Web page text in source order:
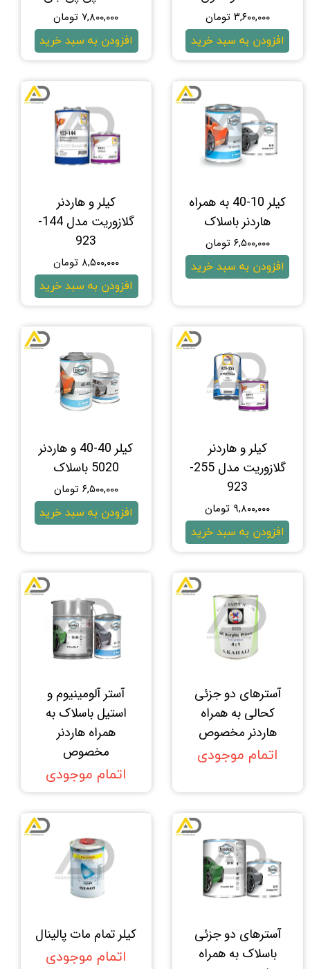
۳,۶۰۰,۰۰۰ تومان
افزودن به سبد خرید
۷,۸۰۰,۰۰۰ تومان
افزودن به سبد خرید
کیلر 10-40 به همراه
هاردنر باسلاک
۶,۵۰۰,۰۰۰ تومان
افزودن به سبد خرید
کیلر و هاردنر
گلازوریت مدل 144-
923
۸,۵۰۰,۰۰۰ تومان
افزودن به سبد خرید
کیلر و هاردنر
گلازوریت مدل 255-
923
۹,۸۰۰,۰۰۰ تومان
افزودن به سبد خرید
کیلر 40-40 و هاردنر
5020 باسلاک
۶,۵۰۰,۰۰۰ تومان
افزودن به سبد خرید
آستر‌های دو جزئی
کحالی به همراه
هاردنر مخصوص
اتمام موجودی
آستر آلومینیوم و
استیل باسلاک به
همراه هاردنر
مخصوص
اتمام موجودی
آستر‌های دو ‌جزئی
باسلاک به همراه
کیلر تمام مات پالینال
اتمام موجودی